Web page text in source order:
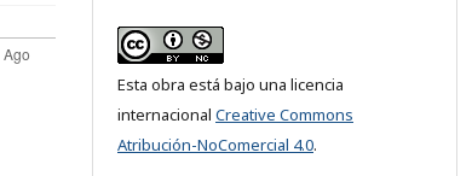
Esta obra está bajo una licencia
internacional Creative Commons
Atribución-NoComercial 4.0.